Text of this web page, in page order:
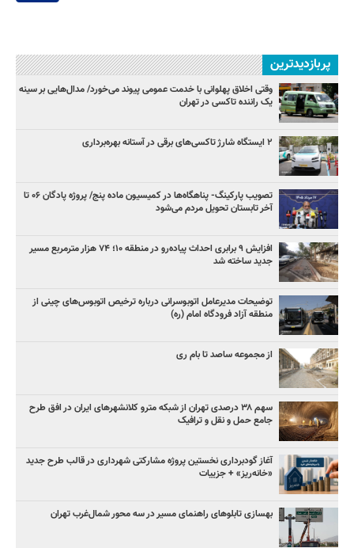
پربازدیدترین
وقتی اخلاق پهلوانی با خدمت عمومی پیوند می‌خورد/ مدال‌هایی بر سینه
یک راننده تاکسی در تهران
۲ ایستگاه شارژ تاکسی‌های برقی در آستانه بهره‌برداری
تصویب پارکینگ- پناهگاه‌ها در کمیسیون ماده پنج/ پروژه پادگان ۰۶ تا
آخر تابستان تحویل مردم می‌شود
افزایش ۹ برابری احداث پیاده‌رو در منطقه ۱۰؛ ۷۴ هزار مترمربع مسیر
جدید ساخته شد
توضیحات مدیرعامل اتوبوسرانی درباره ترخیص اتوبوس‌های چینی از
منطقه آزاد فرودگاه امام (ره)
از مجموعه ساصد تا بام ری
سهم ۳۸ درصدی تهران از شبکه مترو کلانشهرهای ایران در افق طرح
جامع حمل و نقل و ترافیک
آغاز گودبرداری نخستین پروژه مشارکتی شهرداری در قالب طرح جدید
«خانه‌ریز» + جزییات
بهسازی تابلوهای راهنمای مسیر در سه محور شمال‌غرب تهران